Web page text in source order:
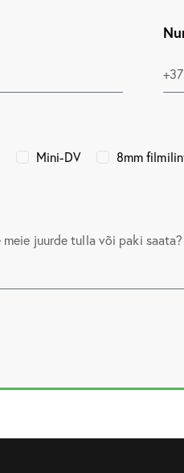
Mini-DV 8mm